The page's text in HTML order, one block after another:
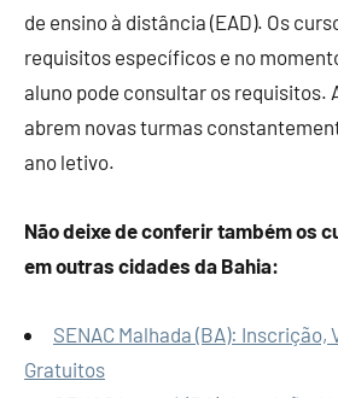
de ensino à distância (EAD). Os
requisitos específicos e no
aluno pode consultar os requisitos.
abrem novas turmas
ano letivo.
Não deixe de conferir também os
em outras cidades da Bahia:
SENAC Malhada (BA): Inscrição,
Gratuitos